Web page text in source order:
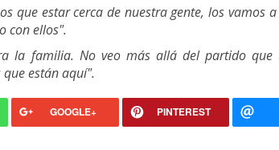
que estar cerca de nuestra gente, los vamos
con ellos".
la familia. No veo más allá del partido que
están aquí".
GOOGLE+ PINTEREST